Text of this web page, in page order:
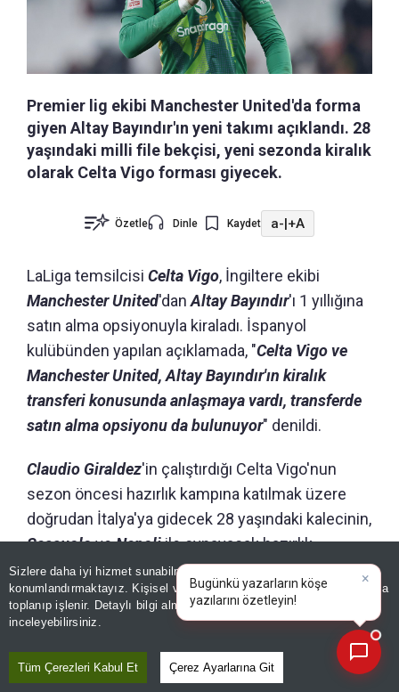
Sizlere daha iyi hizmet sunabilmek adına sitemizde
konumlandırmaktayız. Kişisel verileriniz, KVKK ve GDPR kapsamında
toplanıp işlenir. Detaylı bilgi almak içinAydınlatma Metnimizi
inceleyebilirsiniz.
Tüm Çerezleri Kabul Et Çerez Ayarlarına Git
Premier lig ekibi Manchester United'da forma
giyen Altay Bayındır'ın yeni takımı açıklandı. 28
yaşındaki milli file bekçisi, yeni sezonda kiralık
olarak Celta Vigo forması giyecek.
Özetle Dinle Kaydet a-|+A
LaLiga temsilcisi Celta Vigo, İngiltere ekibi
Manchester United'danAltay Bayındır'ı 1 yıllığına
satın alma opsiyonuyla kiraladı. İspanyol
kulübünden yapılan açıklamada, "Celta Vigo ve
Manchester United, Altay Bayındır'ın kiralık
transferi konusunda anlaşmaya vardı, transferde
satın alma opsiyonu da bulunuyor" denildi.
Claudio Giraldez'in çalıştırdığı Celta Vigo'nun
sezon öncesi hazırlık kampına katılmak üzere
doğrudan İtalya'ya gidecek 28 yaşındaki kalecinin,
SassuoloveNapoliile oynayacak hazırlık
maçlarında takımda yer alacağı kaydedildi.
×
Bugünkü yazarların köşe
yazılarını özetleyin!